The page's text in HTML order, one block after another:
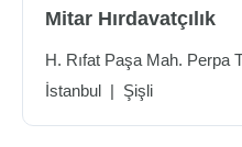
Mitar Hırdavatçılık
H. Rıfat Paşa Mah. Perpa
İstanbul | Şişli